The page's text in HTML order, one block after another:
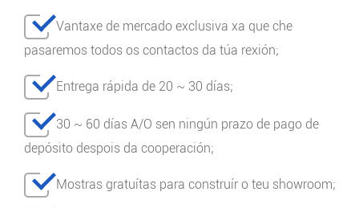
Vantaxe de mercado exclusiva xa que che
pasaremos todos os contactos da túa rexión;
Entrega rápida de 20 ~ 30 días;
30 ~ 60 días A/O sen ningún prazo de pago de
depósito despois da cooperación;
Mostras gratuítas para construír o teu showroom;